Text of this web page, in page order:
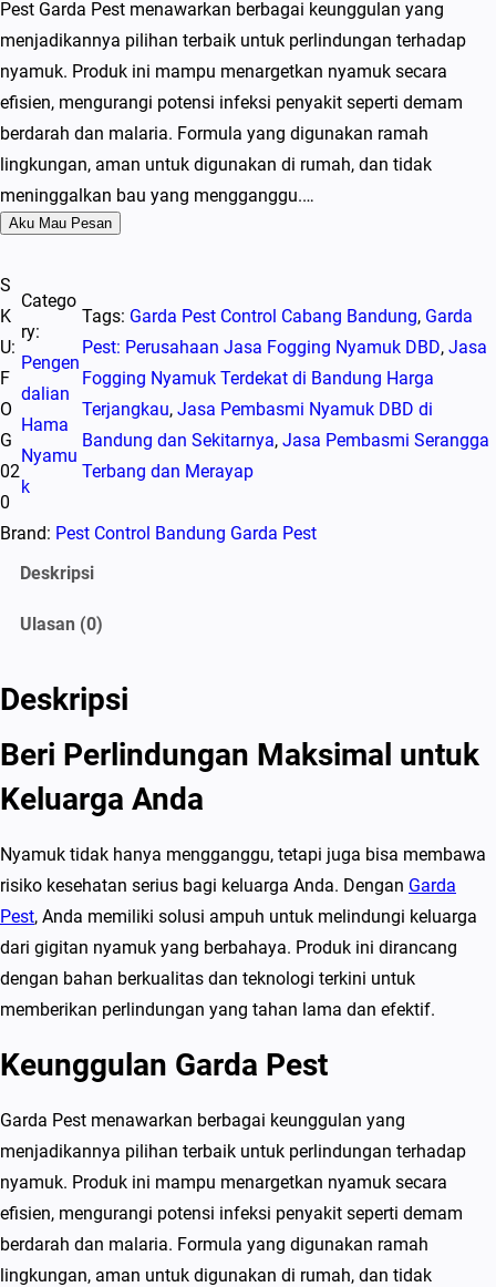
Pest Garda Pest menawarkan berbagai keunggulan yang
menjadikannya pilihan terbaik untuk perlindungan terhadap
nyamuk. Produk ini mampu menargetkan nyamuk secara
efisien, mengurangi potensi infeksi penyakit seperti demam
berdarah dan malaria. Formula yang digunakan ramah
lingkungan, aman untuk digunakan di rumah, dan tidak
meninggalkan bau yang mengganggu.…
Aku Mau Pesan
S
K
U:
F
O
G
02
0
Catego
ry:
Pengen
dalian
Hama
Nyamu
k
Tags: Garda Pest Control Cabang Bandung, Garda
Pest: Perusahaan Jasa Fogging Nyamuk DBD, Jasa
Fogging Nyamuk Terdekat di Bandung Harga
Terjangkau, Jasa Pembasmi Nyamuk DBD di
Bandung dan Sekitarnya, Jasa Pembasmi Serangga
Terbang dan Merayap
Brand: Pest Control Bandung Garda Pest
Deskripsi
Ulasan (0)
Deskripsi
Beri Perlindungan Maksimal untuk
Keluarga Anda
Nyamuk tidak hanya mengganggu, tetapi juga bisa membawa
risiko kesehatan serius bagi keluarga Anda. Dengan Garda
Pest, Anda memiliki solusi ampuh untuk melindungi keluarga
dari gigitan nyamuk yang berbahaya. Produk ini dirancang
dengan bahan berkualitas dan teknologi terkini untuk
memberikan perlindungan yang tahan lama dan efektif.
Keunggulan Garda Pest
Garda Pest menawarkan berbagai keunggulan yang
menjadikannya pilihan terbaik untuk perlindungan terhadap
nyamuk. Produk ini mampu menargetkan nyamuk secara
efisien, mengurangi potensi infeksi penyakit seperti demam
berdarah dan malaria. Formula yang digunakan ramah
lingkungan, aman untuk digunakan di rumah, dan tidak